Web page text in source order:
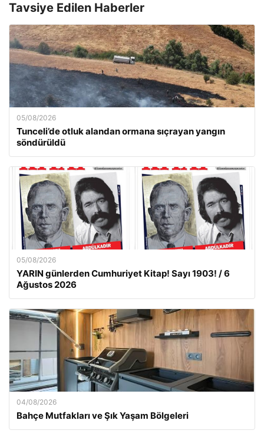
Tavsiye Edilen Haberler
05/08/2026
Tunceli’de otluk alandan ormana sıçrayan yangın
söndürüldü
05/08/2026
YARIN günlerden Cumhuriyet Kitap! Sayı 1903! / 6
Ağustos 2026
04/08/2026
Bahçe Mutfakları ve Şık Yaşam Bölgeleri